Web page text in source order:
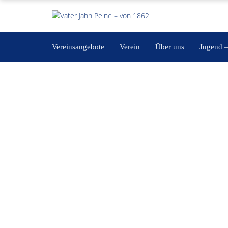
Vereinsangebote Verein Über uns Jugend